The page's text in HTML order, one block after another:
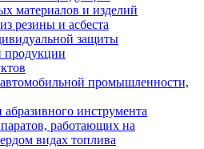
материалов и изделий
резины и асбеста
защиты
продукции
промышленности,
инструмента
работающих на
видах топлива